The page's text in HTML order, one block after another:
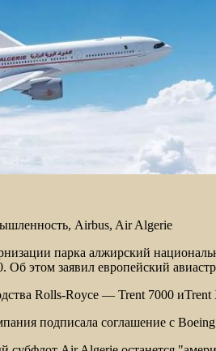
Airbus, Air Algerie
парка алжирский
этом заявил европейский
Rolls-Royce — Trent 7000 иTrent
подписала соглашение с